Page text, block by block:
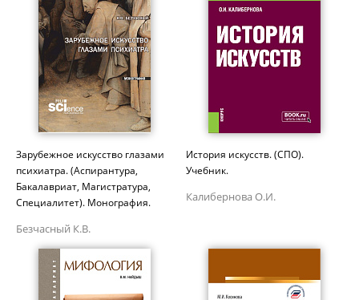
Зарубежное искусство глазами
психиатра. (Аспирантура,
Бакалавриат, Магистратура,
Специалитет). Монография.
Безчасный К.В.
История искусств. (СПО).
Учебник.
Калибернова О.И.